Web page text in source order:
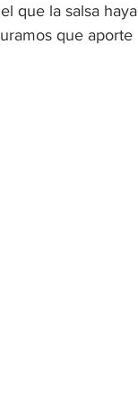
que la salsa haya
que aporte